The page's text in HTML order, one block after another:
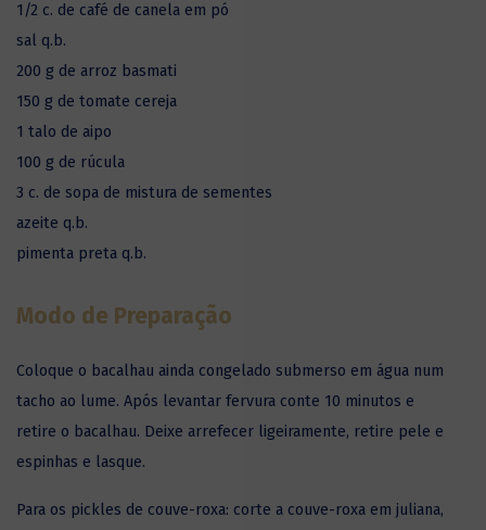
1/2 c. de café de canela em pó
sal q.b.
200 g de arroz basmati
150 g de tomate cereja
1 talo de aipo
100 g de rúcula
3 c. de sopa de mistura de sementes
azeite q.b.
pimenta preta q.b.
Modo de Preparação
Coloque o bacalhau ainda congelado submerso em água num
tacho ao lume. Após levantar fervura conte 10 minutos e
retire o bacalhau. Deixe arrefecer ligeiramente, retire pele e
espinhas e lasque.
Para os pickles de couve-roxa: corte a couve-roxa em juliana,